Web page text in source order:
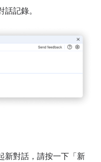
記錄。
新對話，請按一下「新